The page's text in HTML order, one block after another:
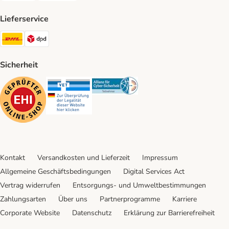
Lieferservice
DHL Shipping Method
Sicherheit
Security Security Security
Kontakt Versandkosten und Lieferzeit
Impressum
Allgemeine Geschäftsbedingungen
Digital Services Act
Vertrag widerrufen
Entsorgungs- und Umweltbestimmungen
Zahlungsarten
Über uns Partnerprogramme
Karriere
Corporate Website
Datenschutz Erklärung zur Barrierefreiheit